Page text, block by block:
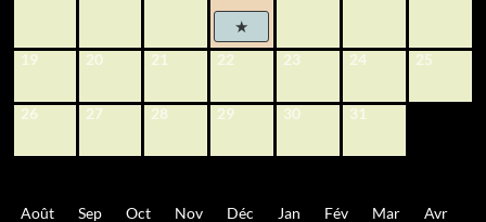
19 20 21 22 23 24 25
26 27 28 29 30 31
Août Sep Oct Nov Déc Jan Fév Mar Avr